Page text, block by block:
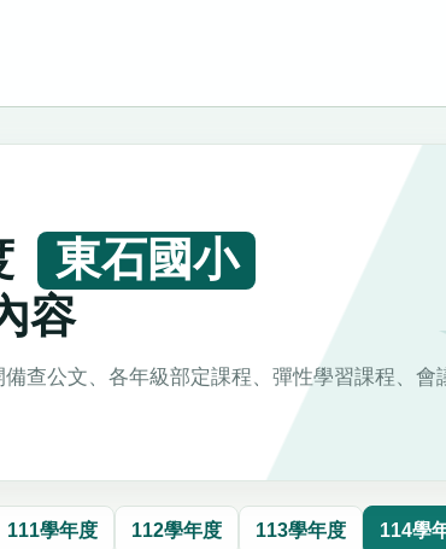
東石國小
容
查公文、各年級部定課程、彈性學習課程、
111學年度 112學年度 113學年度 114學